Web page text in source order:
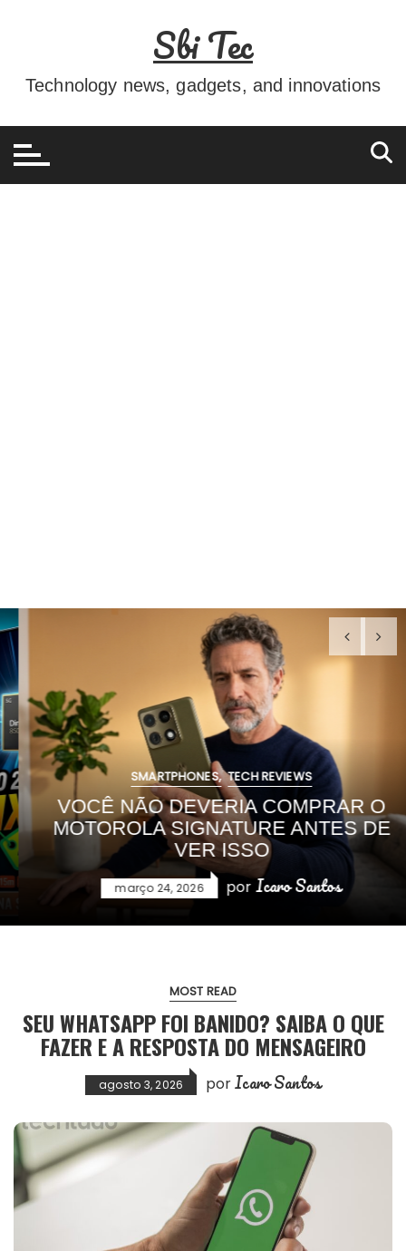
conteúdo
Sbi Tec
Technology news, gadgets, and innovations
SMARTPHONES TECH REVIEWS
VOCÊ NÃO DEVERIA COMPRAR O
MOTOROLA SIGNATURE ANTES DE
VER ISSO
março 24, 2026 porIcaro Santos
MOST READ
SEU WHATSAPP FOI BANIDO? SAIBA O QUE
FAZER E A RESPOSTA DO MENSAGEIRO
agosto 3, 2026 porIcaro Santos